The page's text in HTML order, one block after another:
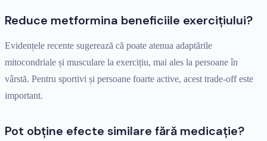
Reduce metformina beneficiile exercițiului?
Evidențele recente sugerează că poate atenua adaptările
mitocondriale și musculare la exercițiu, mai ales la persoane în
vârstă. Pentru sportivi și persoane foarte active, acest trade-off este
important.
Pot obține efecte similare fără medicație?